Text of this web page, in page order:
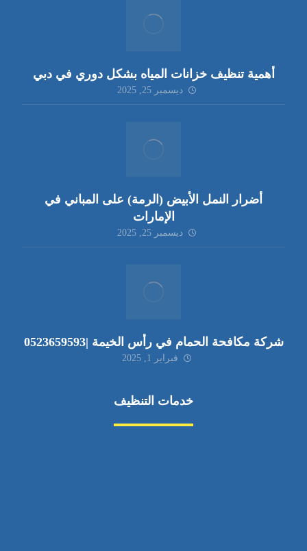
أهمية تنظيف خزانات المياه بشكل دوري في دبي
ديسمبر 25, 2025
أضرار النمل الأبيض (الرمة) على المباني في
الإمارات
ديسمبر 25, 2025
شركة مكافحة الحمام في رأس الخيمة |0523659593
فبراير 1, 2025
خدمات التنظيف